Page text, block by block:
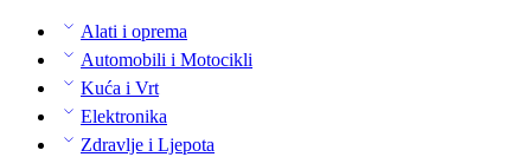
Alati i oprema
Automobili i Motocikli
Kuća i Vrt
Elektronika
Zdravlje i Ljepota